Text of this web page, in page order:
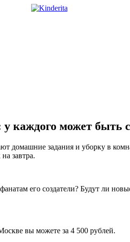
каждого может быть
домашние задания и уборку в
завтра.
его создатели? Будут ли
вы можете за 4 500 рублей.